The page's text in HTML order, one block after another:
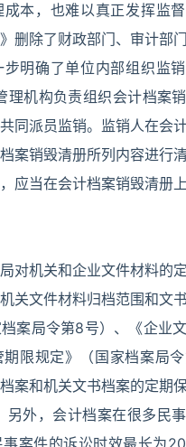
本，也难以真正发挥监
删除了财政部门、审计部
明确了单位内部组织监
理机构负责组织会计档案销
同派员监销。监销人在会
案销毁清册所列内容进行清
应当在会计档案销毁清册
对机关和企业文件材料的
关文件材料归档范围和文
案局令第8号）、《企业
限规定》（国家档案局令
案和机关文书档案的定期
另外，会计档案在很多民
案件的诉讼时效最长为